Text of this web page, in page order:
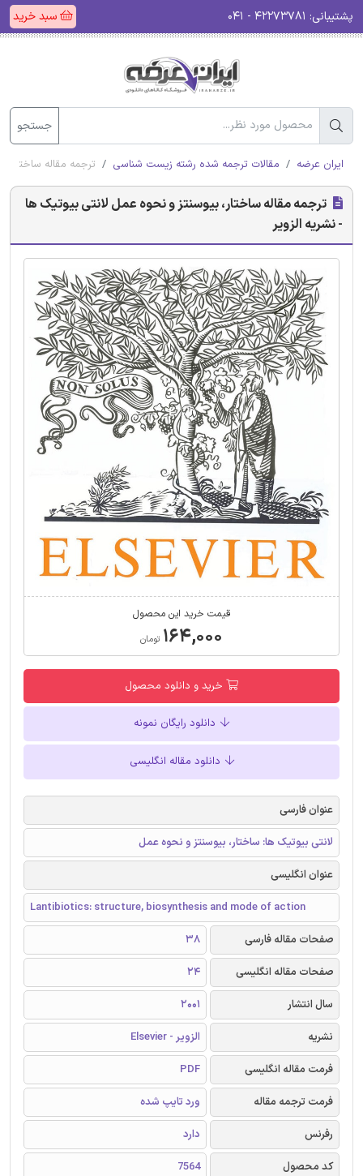
پشتیبانی: سبد خرید
جستجو
ایران عرضه مقالات ترجمه شده رشته زیست شناسی ترجمه مقاله ساختار،
ترجمه مقاله ساختار، بیوسنتز و نحوه عمل لانتی بیوتیک ها
- نشریه الزویر
قیمت خرید این محصول
۱۶۴,۰۰۰ تومان
خرید و دانلود محصول
دانلود رایگان نمونه
دانلود مقاله انگلیسی
عنوان فارسی
لانتی بیوتیک ها: ساختار، بیوسنتز و نحوه عمل
عنوان انگلیسی
Lantibiotics: structure, biosynthesis and mode of action
صفحات مقاله فارسی
38
صفحات مقاله انگلیسی
24
سال انتشار
2001
نشریه
الزویر - Elsevier
فرمت مقاله انگلیسی
PDF
فرمت ترجمه مقاله
ورد تایپ شده
رفرنس
دارد
کد محصول
7564